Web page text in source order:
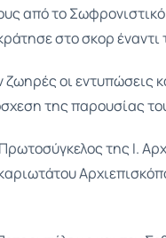
από το
στο σκορ
ζωηρές οι
της παρουσίας
της Ι.